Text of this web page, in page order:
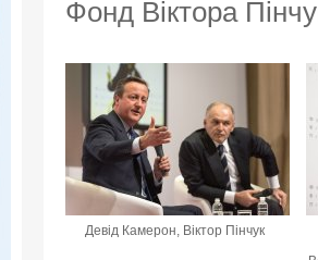
Фонд Віктора
Девід Камерон, Віктор Пінчук